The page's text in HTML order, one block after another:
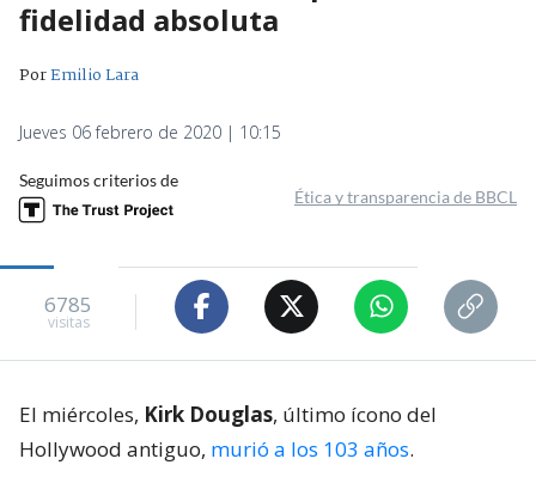
fidelidad absoluta
PorEmilio Lara
Jueves 06 febrero de 2020 | 10:15
Seguimos criterios de
Ética y transparencia de BBCL
6785
visitas
El miércoles, Kirk Douglas, último ícono del
Hollywood antiguo, murió a los 103 años.